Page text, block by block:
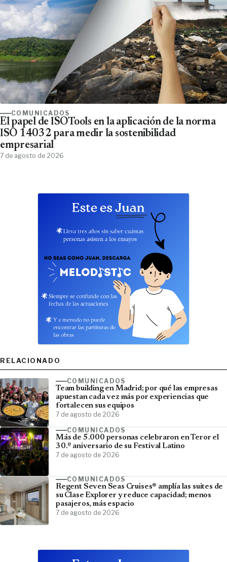
COMUNICADOS
El papel de ISOTools en la aplicación de la norma
ISO 14032 para medir la sostenibilidad
empresarial
7 de agosto de 2026
RELACIONADO
COMUNICADOS
Team building en Madrid; por qué las empresas
apuestan cada vez más por experiencias que
fortalecen sus equipos
7 de agosto de 2026
COMUNICADOS
Más de 5.000 personas celebraron en Teror el
30.º aniversario de su Festival Latino
7 de agosto de 2026
COMUNICADOS
Regent Seven Seas Cruises® amplía las suites de
su Clase Explorer y reduce capacidad; menos
pasajeros, más espacio
7 de agosto de 2026